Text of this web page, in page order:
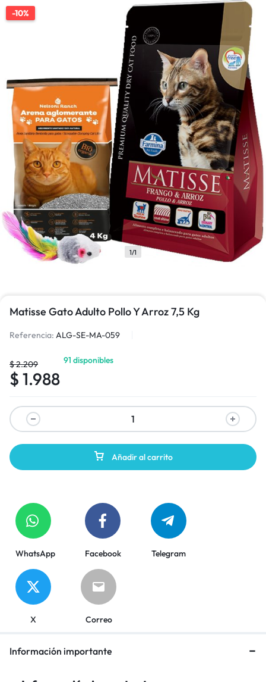
1/1
-10%
Matisse Gato Adulto Pollo Y Arroz 7,5 Kg
Referencia: ALG-SE-MA-059
$2.209
$ 1.988
91 disponibles
Añadir al carrito
WhatsApp Facebook Telegram
X Correo
Información importante